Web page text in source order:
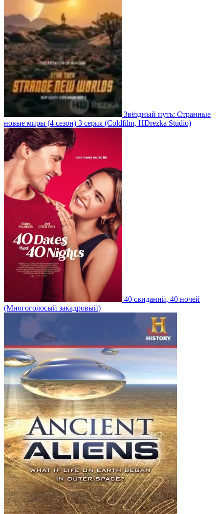
Звёздный путь: Странные
новые миры (4 сезон) 3 серия (Coldfilm, HDrezka Studio)
40 свиданий, 40 ночей
(Многоголосый закадровый)